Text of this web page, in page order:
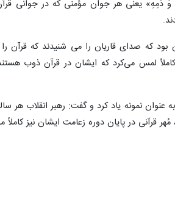
دَمِهِ» یعنی هر جوان مؤمنی که در جوانی
که صدای قاریان را می شنیدند که قرآن
لمس می‌کرد که ایشان در قرآن ذوب
نمونه یاد کرد و گفت: رهبر انقلاب هر
قرآنی در پایان دوره زعامت ایشان نیز